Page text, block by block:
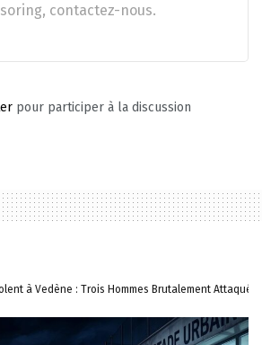
contactez-nous.
pour participer à la discussion
à Vedène : Trois Hommes Brutalement Attaqués